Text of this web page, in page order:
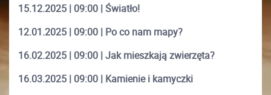
15.12.2025 | 09:00 | Światło!
12.01.2025 | 09:00 | Po co nam mapy?
16.02.2025 | 09:00 | Jak mieszkają zwierzęta?
16.03.2025 | 09:00 | Kamienie i kamyczki